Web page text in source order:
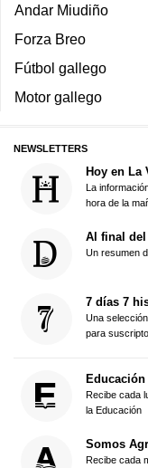
Andar Miudiño
Forza Breo
Fútbol gallego
Motor gallego
NEWSLETTERS
Hoy en La
La
hora de la
Al final del
Un resumen
7 días 7
Una
para
Educación
Recibe cada
la Educación
Somos
Recibe cada